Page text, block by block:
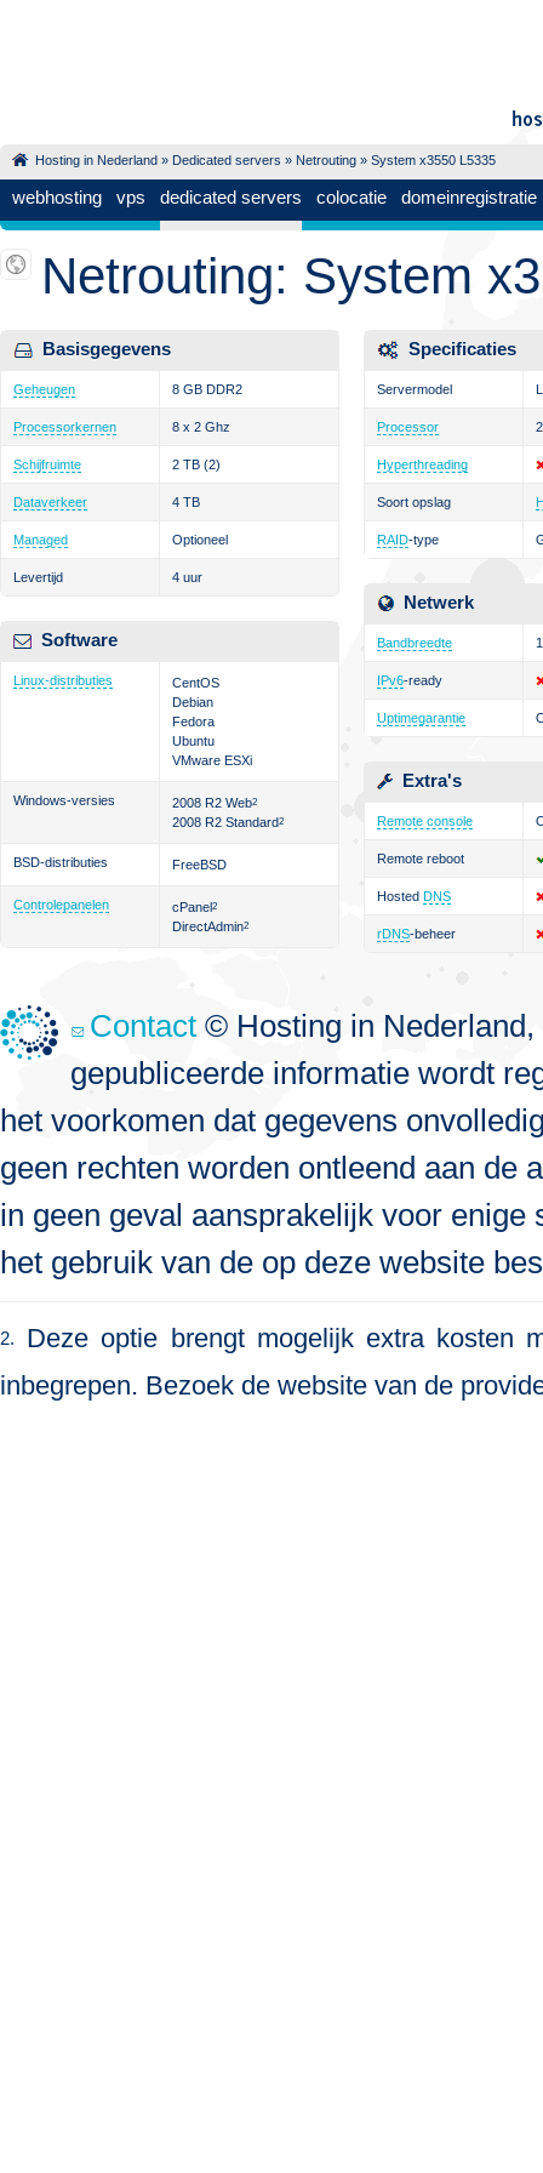
Hosting in Nederland » Dedicated servers » Netrouting » System x3550 L5335
webhosting vps dedicated servers colocatie domeinregistratie
Netrouting: System
Basisgegevens
Geheugen 8 GB DDR2
Processorkernen 8 x 2 Ghz
Schijfruimte 2 TB (2)
Dataverkeer 4 TB
Managed Optioneel
Levertijd 4 uur
Software
Linux-distributies
CentOS
Debian
Fedora
Ubuntu
VMware ESXi
Windows-versies 2008 R2 Web2
2008 R2 Standard2
BSD-distributies FreeBSD
Controlepanelen cPanel2
DirectAdmin2
Specificaties
Servermodel
Processor
Hyperthreading
Soort opslag
RAID-type
Netwerk
Bandbreedte
IPv6-ready
Uptimegarantie
Extra's
Remote console
Remote reboot
Hosted DNS
rDNS-beheer
Contact © Hosting in
gepubliceerde informatie wordt
het voorkomen dat gegevens
geen rechten worden ontleend aan de
in geen geval aansprakelijk voor
het gebruik van de op deze website
2.
Deze optie brengt mogelijk extra kosten
inbegrepen. Bezoek de website van de